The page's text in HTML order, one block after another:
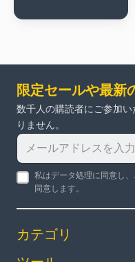
限定セールや最新
数千人の購読者にご参加
りません。
私はデータ処理に同意し
同意します。
カテゴリ